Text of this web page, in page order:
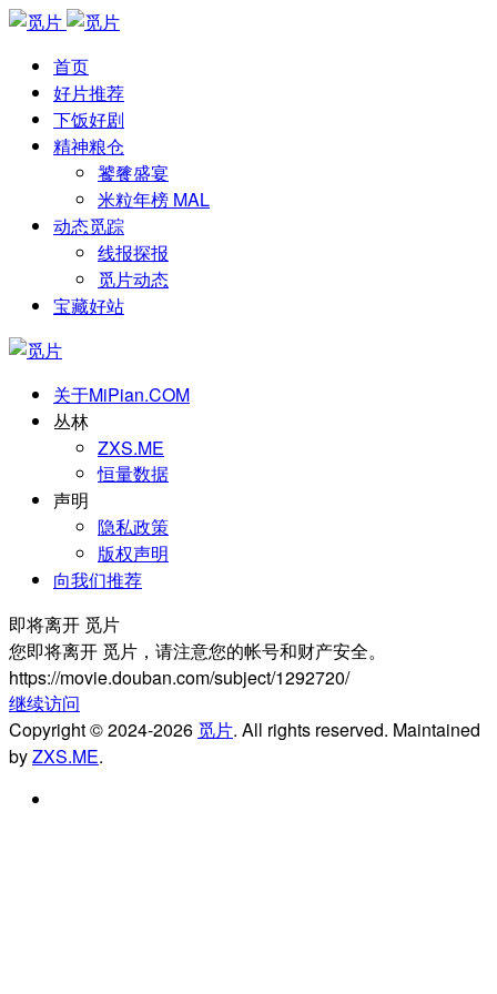
首页
好片推荐
下饭好剧
精神粮仓
饕餮盛宴
米粒年榜 MAL
动态觅踪
线报探报
觅片动态
宝藏好站
关于MiPian.COM
丛林
ZXS.ME
恒量数据
声明
隐私政策
版权声明
向我们推荐
即将离开 觅片
您即将离开 觅片，请注意您的帐号和财产安全。
https://movie.douban.com/subject/1292720/
继续访问
Copyright © 2024-2026 觅片. All rights reserved. Maintained
byZXS.ME.